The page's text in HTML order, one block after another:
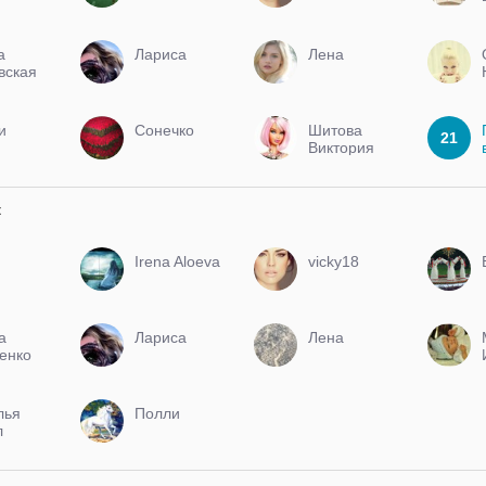
Лариса Лена
Сонечко
Шитова
Виктория
21
Irena Aloeva vicky18
Лариса Лена
Полли